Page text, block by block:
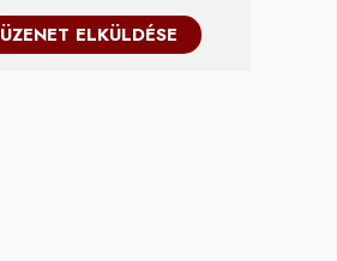
ÜZENET ELKÜLDÉSE